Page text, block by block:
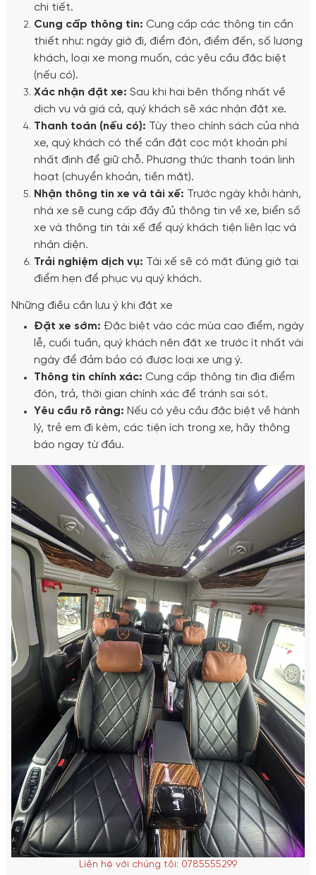
chi tiết.
Cung cấp thông tin: Cung cấp các thông tin cần
thiết như: ngày giờ đi, điểm đón, điểm đến, số lượng
khách, loại xe mong muốn, các yêu cầu đặc biệt
(nếu có).
Xác nhận đặt xe: Sau khi hai bên thống nhất về
dịch vụ và giá cả, quý khách sẽ xác nhận đặt xe.
Thanh toán (nếu có): Tùy theo chính sách của nhà
xe, quý khách có thể cần đặt cọc một khoản phí
nhất định để giữ chỗ. Phương thức thanh toán linh
hoạt (chuyển khoản, tiền mặt).
Nhận thông tin xe và tài xế: Trước ngày khởi hành,
nhà xe sẽ cung cấp đầy đủ thông tin về xe, biển số
xe và thông tin tài xế để quý khách tiện liên lạc và
nhận diện.
Trải nghiệm dịch vụ: Tài xế sẽ có mặt đúng giờ tại
điểm hẹn để phục vụ quý khách.
Những điều cần lưu ý khi đặt xe
Đặt xe sớm: Đặc biệt vào các mùa cao điểm, ngày
lễ, cuối tuần, quý khách nên đặt xe trước ít nhất vài
ngày để đảm bảo có được loại xe ưng ý.
Thông tin chính xác: Cung cấp thông tin địa điểm
đón, trả, thời gian chính xác để tránh sai sót.
Yêu cầu rõ ràng: Nếu có yêu cầu đặc biệt về hành
lý, trẻ em đi kèm, các tiện ích trong xe, hãy thông
báo ngay từ đầu.
Liên hệ với chúng tôi: 0785555299